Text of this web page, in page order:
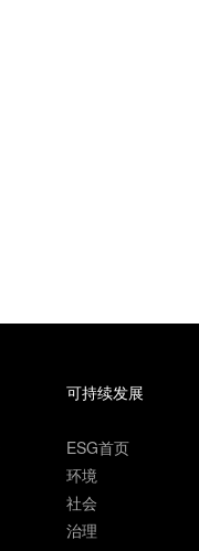
可持续发展
ESG首页
环境
社会
治理